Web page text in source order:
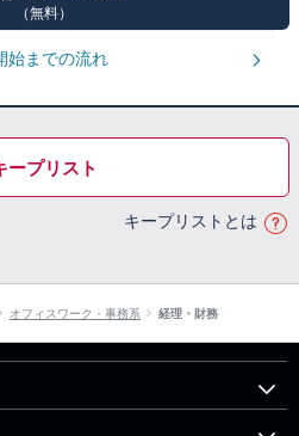
（無料）
始までの流れ
ープリスト
キープリストとは
オフィスワーク・事務系 経理・財務